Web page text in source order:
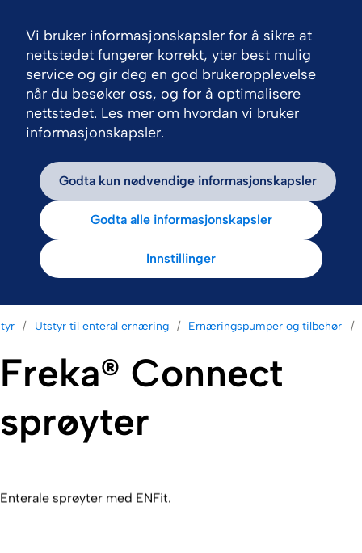
Utstyr til enteral ernæring Ernæringspumper og tilbehør
Freka® Connect
sprøyter
Enterale sprøyter med ENFit.
Vi bruker informasjonskapsler for å sikre at
nettstedet fungerer korrekt, yter best mulig
service og gir deg en god brukeropplevelse
når du besøker oss, og for å optimalisere
nettstedet. Les mer om hvordan vi bruker
informasjonskapsler.
Godta kun nødvendige informasjonskapsler
Godta alle informasjonskapsler
Innstillinger